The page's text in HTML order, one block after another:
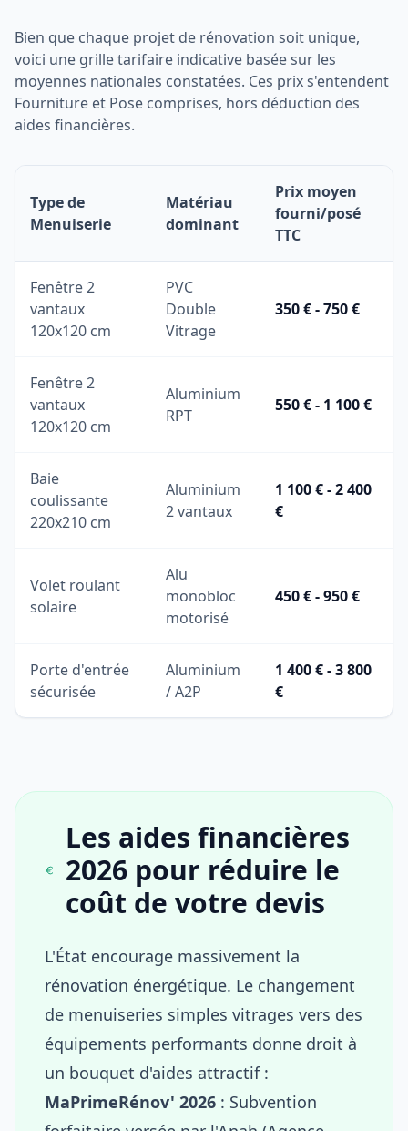
Bien que chaque projet de rénovation soit unique,
voici une grille tarifaire indicative basée sur les
moyennes nationales constatées. Ces prix s'entendent
Fourniture et Pose comprises, hors déduction des
aides financières.
Type de
Menuiserie
Matériau
dominant
Prix moyen
fourni/posé
TTC
Fenêtre 2
vantaux
120x120 cm
PVC
Double
Vitrage
350 € - 750 €
Fenêtre 2
vantaux
120x120 cm
Aluminium
RPT
550 € - 1 100 €
Baie
coulissante
220x210 cm
Aluminium
2 vantaux
1 100 € - 2 400
€
Volet roulant
solaire
Alu
monobloc
motorisé
450 € - 950 €
Porte d'entrée
sécurisée
Aluminium
/ A2P
1 400 € - 3 800
€
Les aides financières
2026 pour réduire le
coût de votre devis
L'État encourage massivement la
rénovation énergétique. Le changement
de menuiseries simples vitrages vers des
équipements performants donne droit à
un bouquet d'aides attractif :
MaPrimeRénov' 2026 : Subvention